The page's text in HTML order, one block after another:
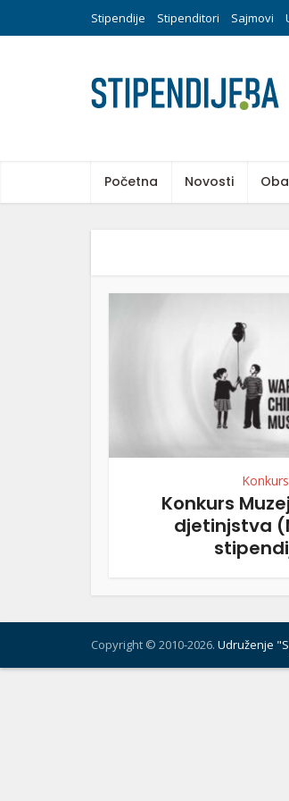
Stipendije Stipenditori Sajmovi
Početna Novosti
Konkurs
djetinjstva
Copyright © 2010-2026. Udruženje